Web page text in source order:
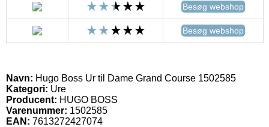
Besøg webshop
Besøg webshop
Navn: Hugo Boss Ur til Dame Grand Course 1502585
Kategori: Ure
Producent: HUGO BOSS
Varenummer: 1502585
EAN: 7613272427074